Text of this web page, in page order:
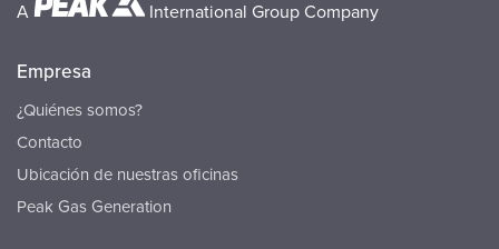
A International Group Company
Empresa
¿Quiénes somos?
Contacto
Ubicación de nuestras oficinas
Peak Gas Generation